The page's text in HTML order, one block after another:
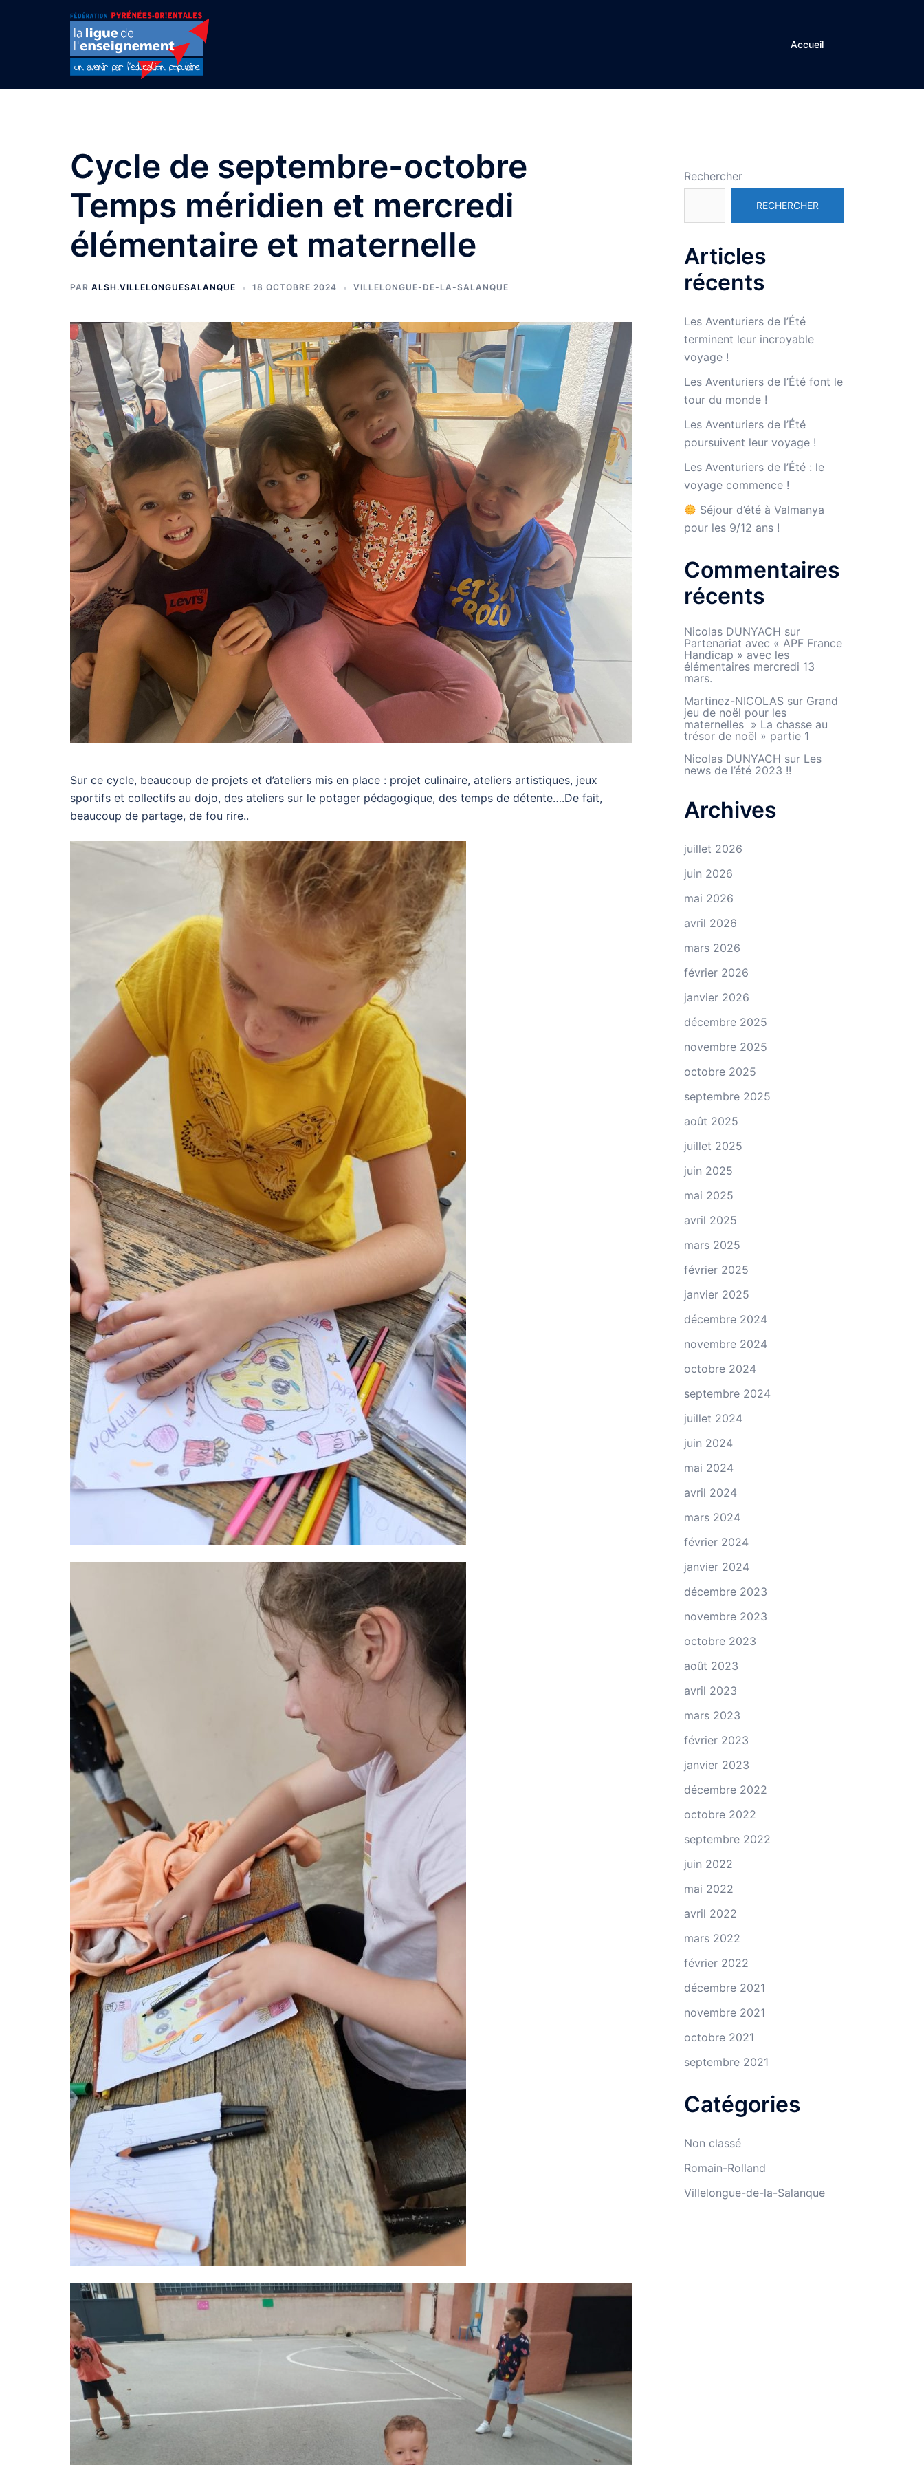
Accueil
Cycle de septembre-octobre
Temps méridien et mercredi
élémentaire et maternelle
PAR ALSH.VILLELONGUESALANQUE 18 OCTOBRE 2024 VILLELONGUE-DE-LA-SALANQUE
Sur ce cycle, beaucoup de projets et d’ateliers mis en place : projet culinaire, ateliers artistiques, jeux
sportifs et collectifs au dojo, des ateliers sur le potager pédagogique, des temps de détente….De fait,
beaucoup de partage, de fou rire..
Rechercher
RECHERCHER
Articles
récents
Les Aventuriers de l’Été
terminent leur incroyable
voyage !
Les Aventuriers de l’Été font le
tour du monde !
Les Aventuriers de l’Été
poursuivent leur voyage !
Les Aventuriers de l’Été : le
voyage commence !
Séjour d’été à Valmanya
pour les 9/12 ans !
Commentaires
récents
Nicolas DUNYACH sur
Partenariat avec « APF France
Handicap » avec les
élémentaires mercredi 13
mars.
Martinez-NICOLASsur Grand
jeu de noël pour les
maternelles » La chasse au
trésor de noël » partie 1
Nicolas DUNYACH sur Les
news de l’été 2023 !!
Archives
juillet 2026
juin 2026
mai 2026
avril 2026
mars 2026
février 2026
janvier 2026
décembre 2025
novembre 2025
octobre 2025
septembre 2025
août 2025
juillet 2025
juin 2025
mai 2025
avril 2025
mars 2025
février 2025
janvier 2025
décembre 2024
novembre 2024
octobre 2024
septembre 2024
juillet 2024
juin 2024
mai 2024
avril 2024
mars 2024
février 2024
janvier 2024
décembre 2023
novembre 2023
octobre 2023
août 2023
avril 2023
mars 2023
février 2023
janvier 2023
décembre 2022
octobre 2022
septembre 2022
juin 2022
mai 2022
avril 2022
mars 2022
février 2022
décembre 2021
novembre 2021
octobre 2021
septembre 2021
Catégories
Non classé
Romain-Rolland
Villelongue-de-la-Salanque